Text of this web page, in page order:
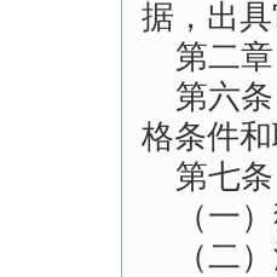
据，出
第二章
第六条
格条件和
第七条
（一）
（二）